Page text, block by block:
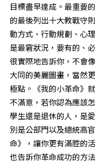
目標盡早達成。最重要
的最後列出十大教戰守
動方式、行動規劃、心
是最窘狀況，要有的、
很實際地告訴你，不會
大同的美麗圖畫，當然
極點。《我的小革命》
不滿意，若你認為應該
學生還是退休的人，是
別是公部門以及總統高
命》，讓你更有滿腔的
也告訴你革命成功的方法